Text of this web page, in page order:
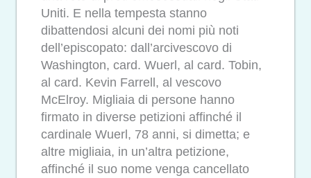
Uniti. E nella tempesta stanno
dibattendosi alcuni dei nomi più noti
dell’episcopato: dall’arcivescovo di
Washington, card. Wuerl, al card. Tobin,
al card. Kevin Farrell, al vescovo
McElroy. Migliaia di persone hanno
firmato in diverse petizioni affinché il
cardinale Wuerl, 78 anni, si dimetta; e
altre migliaia, in un’altra petizione,
affinché il suo nome venga cancellato